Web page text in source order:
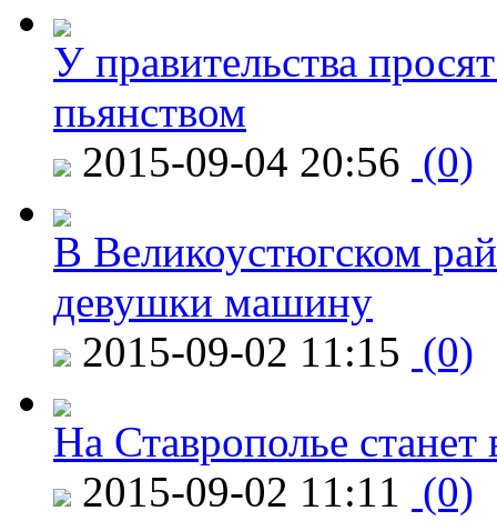
У правительства
пьянством
2015-09-04 20:56 (0)
В Великоустюгском
девушки машину
2015-09-02 11:15 (0)
На Ставрополье
2015-09-02 11:11 (0)